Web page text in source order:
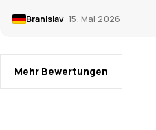
Branislav 15. Mai 2026
Mehr Bewertungen